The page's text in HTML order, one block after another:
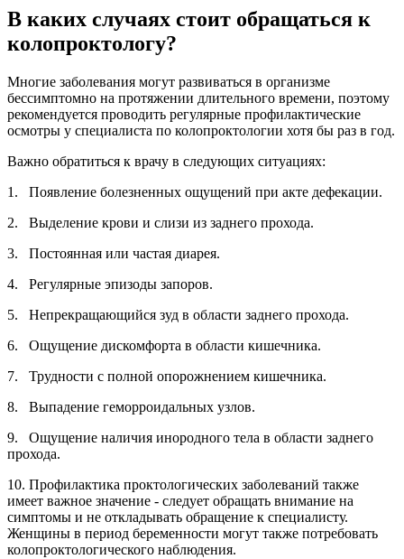
В каких случаях стоит обращаться к
колопроктологу?
Многие заболевания могут развиваться в организме
бессимптомно на протяжении длительного времени, поэтому
рекомендуется проводить регулярные профилактические
осмотры у специалиста по колопроктологии хотя бы раз в год.
Важно обратиться к врачу в следующих ситуациях:
1. Появление болезненных ощущений при акте дефекации.
2. Выделение крови и слизи из заднего прохода.
3. Постоянная или частая диарея.
4. Регулярные эпизоды запоров.
5. Непрекращающийся зуд в области заднего прохода.
6. Ощущение дискомфорта в области кишечника.
7. Трудности с полной опорожнением кишечника.
8. Выпадение геморроидальных узлов.
9. Ощущение наличия инородного тела в области заднего
прохода.
10. Профилактика проктологических заболеваний также
имеет важное значение - следует обращать внимание на
симптомы и не откладывать обращение к специалисту.
Женщины в период беременности могут также потребовать
колопроктологического наблюдения.